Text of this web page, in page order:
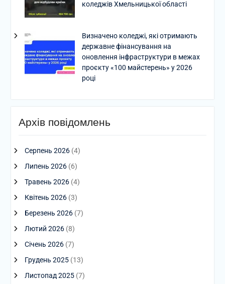
коледжів Хмельницької області
Визначено коледжі, які отримають
державне фінансування на
оновлення інфраструктури в межах
проєкту «100 майстерень» у 2026
році
Архів повідомлень
Серпень 2026(4)
Липень 2026(6)
Травень 2026(4)
Квітень 2026(3)
Березень 2026(7)
Лютий 2026(8)
Січень 2026(7)
Грудень 2025(13)
Листопад 2025(7)